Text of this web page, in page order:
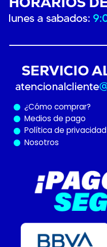
¿Cómo comprar?
Medios de pago
Política de privacidad
Nosotros